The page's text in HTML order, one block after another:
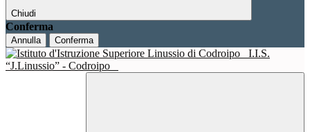
Chiudi
Conferma
Annulla Conferma
I.I.S.
“J.Linussio” - Codroipo